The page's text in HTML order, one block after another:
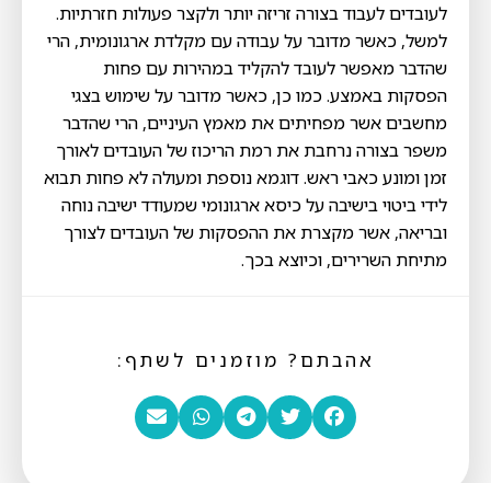
לעובדים לעבוד בצורה זריזה יותר ולקצר פעולות חזרתיות.
למשל, כאשר מדובר על עבודה עם מקלדת ארגונומית, הרי
שהדבר מאפשר לעובד להקליד במהירות עם פחות
הפסקות באמצע. כמו כן, כאשר מדובר על שימוש בצגי
מחשבים אשר מפחיתים את מאמץ העיניים, הרי שהדבר
משפר בצורה נרחבת את רמת הריכוז של העובדים לאורך
זמן ומונע כאבי ראש. דוגמא נוספת ומעולה לא פחות תבוא
לידי ביטוי בישיבה על כיסא ארגונומי שמעודד ישיבה נוחה
ובריאה, אשר מקצרת את ההפסקות של העובדים לצורך
מתיחת השרירים, וכיוצא בכך.
אהבתם? מוזמנים לשתף: